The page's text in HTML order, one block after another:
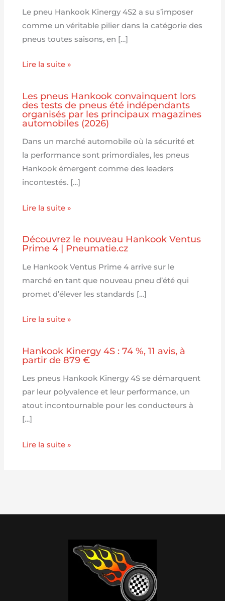
Le pneu Hankook Kinergy 4S2 a su s’imposer
comme un véritable pilier dans la catégorie des
pneus toutes saisons, en […]
Lire la suite »
Les pneus Hankook convainquent lors
des tests de pneus été indépendants
organisés par les principaux magazines
automobiles (2026)
Dans un marché automobile où la sécurité et
la performance sont primordiales, les pneus
Hankook émergent comme des leaders
incontestés. […]
Lire la suite »
Découvrez le nouveau Hankook Ventus
Prime 4 | Pneumatie.cz
Le Hankook Ventus Prime 4 arrive sur le
marché en tant que nouveau pneu d’été qui
promet d’élever les standards […]
Lire la suite »
Hankook Kinergy 4S : 74 %, 11 avis, à
partir de 879 €
Les pneus Hankook Kinergy 4S se démarquent
par leur polyvalence et leur performance, un
atout incontournable pour les conducteurs à
[…]
Lire la suite »